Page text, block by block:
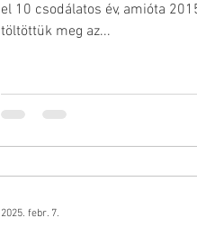
el 10 csodálatos év, amióta
töltöttük meg az...
2025. febr. 7.